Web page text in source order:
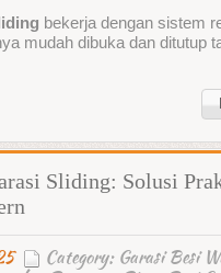
bekerja dengan sistem
mudah dibuka dan ditutup
Sliding: Solusi
Category: Garasi Besi